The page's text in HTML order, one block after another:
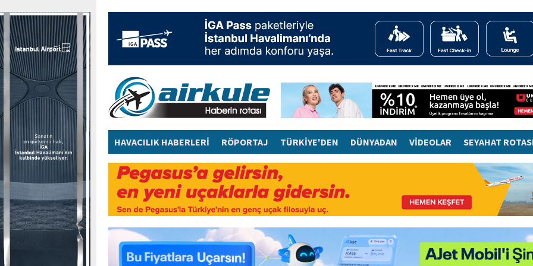
HAVACILIK HABERLERİ RÖPORTAJ TÜRKİYE'DEN DÜNYADAN VİDEOLAR SEYAHAT